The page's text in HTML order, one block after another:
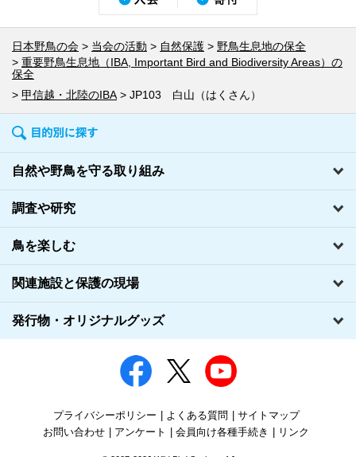
日本野鳥の会 当会の活動 自然保護
野鳥生息地の保全
重要野鳥生息地（IBA, Important Bird and Biodiversity Areas）の
保全
甲信越・北陸のIBA
JP103 白山（はくさん）
自然や野鳥を守る取り組み
調査や研究
鳥を楽しむ
関連施設と保護の現場
発行物・オリジナルグッズ
プライバシーポリシー よくある質問
サイトマップ
お問い合わせ
アンケート 会員向け各種手続き リンク